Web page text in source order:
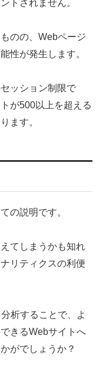
トされません。
のの、Webページ
性が発生します。
ッション制限で
が500以上を超える
ます。
の説明です。
てしまうかも知れ
リティクスの利便
析することで、よ
きるWebサイトへ
がでしょうか？